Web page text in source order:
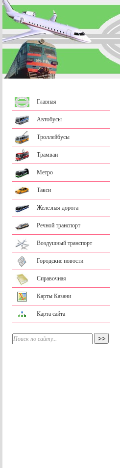
Главная
Автобусы
Троллейбусы
Трамваи
Метро
Такси
Железная дорога
Речной транспорт
Воздушный транспорт
Городские новости
Справочная
Карты Казани
Карта сайта